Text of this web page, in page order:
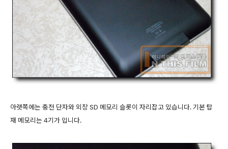
아랫쪽에는 충전 단자와 외장 SD 메모리 슬롯이 자리잡고 있습니다. 기본 탑
재 메모리는 4기가 입니다.